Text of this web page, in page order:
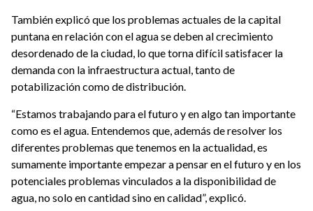
También explicó que los problemas actuales de la capital
puntana en relación con el agua se deben al crecimiento
desordenado de la ciudad, lo que torna difícil satisfacer la
demanda con la infraestructura actual, tanto de
potabilización como de distribución.
“Estamos trabajando para el futuro y en algo tan importante
como es el agua. Entendemos que, además de resolver los
diferentes problemas que tenemos en la actualidad, es
sumamente importante empezar a pensar en el futuro y en los
potenciales problemas vinculados a la disponibilidad de
agua, no solo en cantidad sino en calidad”, explicó.